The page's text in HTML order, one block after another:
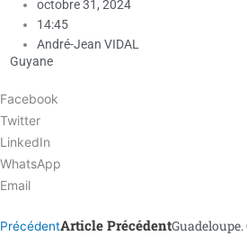
octobre 31, 2024
14:45
André-Jean VIDAL
Guyane
Facebook
Twitter
LinkedIn
WhatsApp
Email
PrécédentArticle Précédent